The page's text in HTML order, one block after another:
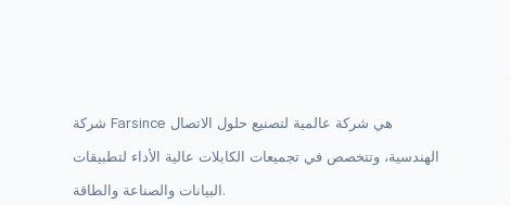
شركة Farsince هي شركة عالمية لتصنيع حلول الاتصال
الهندسية، وتتخصص في تجميعات الكابلات عالية الأداء لتطبيقات
البيانات والصناعة والطاقة.